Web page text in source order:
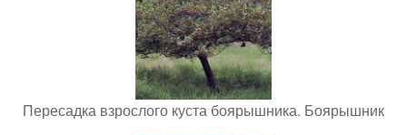
Пересадка взрослого куста боярышника. Боярышник